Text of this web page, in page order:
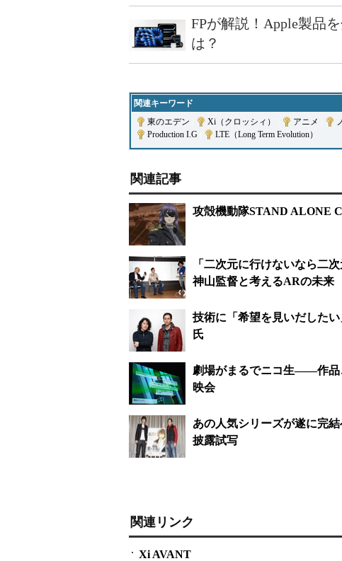
FPが解説！Apple製品
は？
関連キーワード
東のエデン
Xi（クロッシィ） アニメ
Production I.G
LTE（Long Term Evolution）
関連記事
攻殻機動隊STAND ALONE
「二次元に行けないなら二
神山監督と考えるARの未来
技術に「希望を見いだした
氏
劇場がまるでニコ生――作品
映会
あの人気シリーズが遂に完
披露試写
関連リンク
Xi AVANT